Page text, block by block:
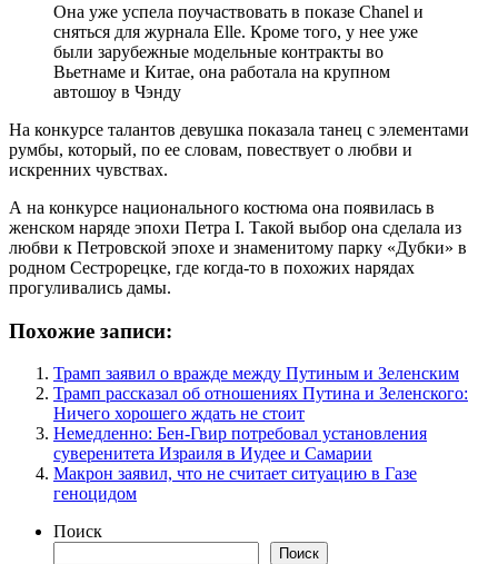
Она уже успела поучаствовать в показе Chanel и
сняться для журнала Elle. Кроме того, у нее уже
были зарубежные модельные контракты во
Вьетнаме и Китае, она работала на крупном
автошоу в Чэнду
На конкурсе талантов девушка показала танец с элементами
румбы, который, по ее словам, повествует о любви и
искренних чувствах.
А на конкурсе национального костюма она появилась в
женском наряде эпохи Петра I. Такой выбор она сделала из
любви к Петровской эпохе и знаменитому парку «Дубки» в
родном Сестрорецке, где когда-то в похожих нарядах
прогуливались дамы.
Похожие записи:
Трамп заявил о вражде между Путиным и Зеленским
Трамп рассказал об отношениях Путина и Зеленского:
Ничего хорошего ждать не стоит
Немедленно: Бен-Гвир потребовал установления
суверенитета Израиля в Иудее и Самарии
Макрон заявил, что не считает ситуацию в Газе
геноцидом
Поиск
Поиск